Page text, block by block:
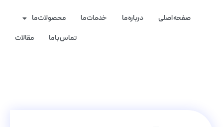
صفحه اصلی درباره ما خدمات ما
محصولات ما
تماس با ما
مقالات